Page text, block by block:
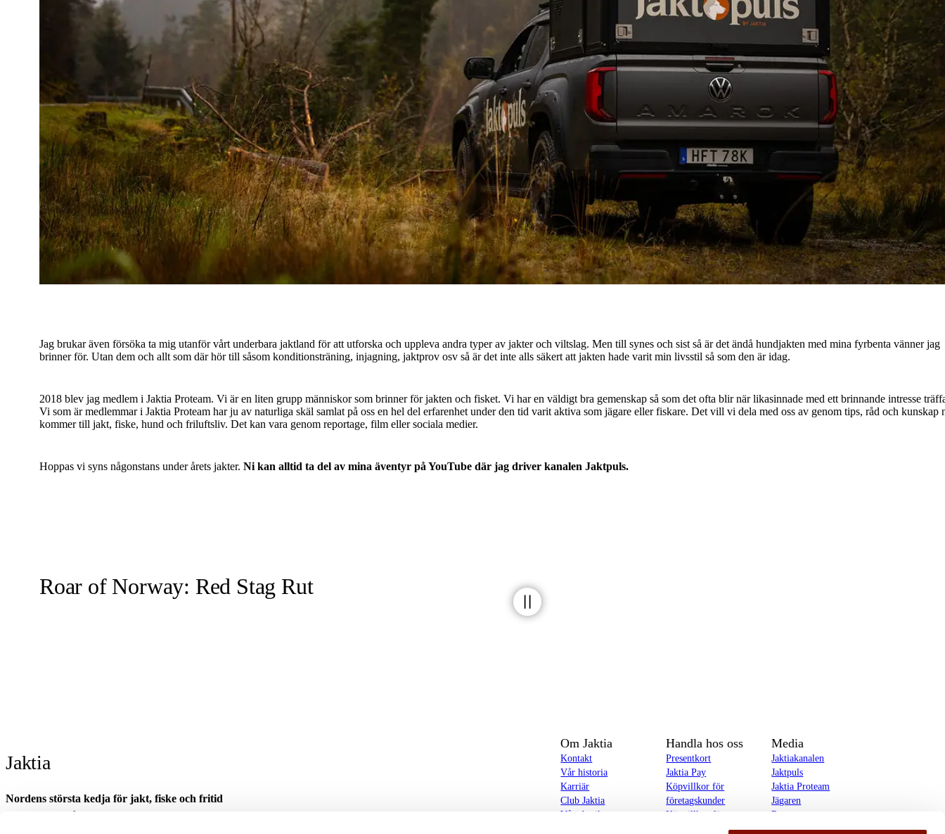
Jag brukar även försöka ta mig utanför vårt underbara jaktland för att utforska och uppleva andra typer av jakter och viltslag. Men till synes och sist så är det ändå hundjakten med mina fyrbenta vänner jag
brinner för. Utan dem och allt som där hör till såsom konditionsträning, injagning, jaktprov osv så är det inte alls säkert att jakten hade varit min livsstil så som den är idag.
2018 blev jag medlem i Jaktia Proteam. Vi är en liten grupp människor som brinner för jakten och fisket. Vi har en väldigt bra gemenskap så som det ofta blir när likasinnade med ett brinnande intresse
Vi som är medlemmar i Jaktia Proteam har ju av naturliga skäl samlat på oss en hel del erfarenhet under den tid varit aktiva som jägare eller fiskare. Det vill vi dela med oss av genom tips, råd och kunskap
kommer till jakt, fiske, hund och friluftsliv. Det kan vara genom reportage, film eller sociala medier.
Hoppas vi syns någonstans under årets jakter. Ni kan alltid ta del av mina äventyr på YouTube där jag driver kanalen Jaktpuls.
Roar of Norway: Red Stag Rut
Jaktia
Nordens största kedja för jakt, fiske och fritid
Jaktia, som ingår i Burdock Outdoor Group, är en franchisekedja med ett totalt 160-tal butiker i Norge, Sverige och i
Om Jaktia
Kontakt
Vår historia
Karriär
Club Jaktia
Våra butiker
Handla hos oss
Presentkort
Jaktia Pay
Köpvillkor för
företagskunder
Köpvillkor för
Media
Jaktiakanalen
Jaktpuls
Jaktia Proteam
Jägaren
Reportage